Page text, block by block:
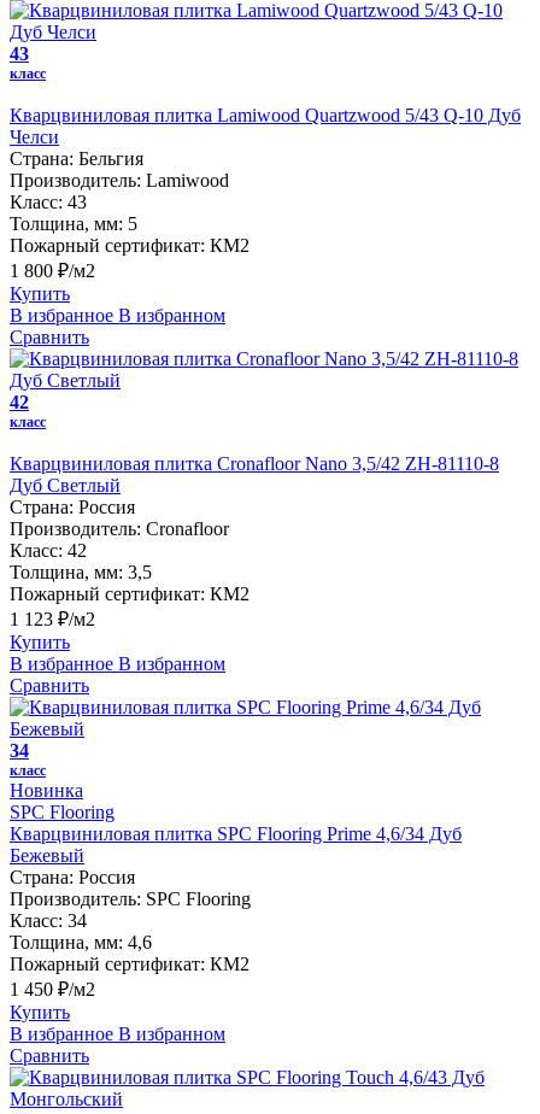
43
класс
Кварцвиниловая плитка Lamiwood Quartzwood 5/43 Q-10 Дуб
Челси
Страна: Бельгия
Производитель: Lamiwood
Класс: 43
Толщина, мм: 5
Пожарный сертификат: КМ2
1 800 ₽/м2
Купить
В избранное В избранном
Сравнить
42
класс
Кварцвиниловая плитка Cronafloor Nano 3,5/42 ZH-81110-8
Дуб Светлый
Страна: Россия
Производитель: Cronafloor
Класс: 42
Толщина, мм: 3,5
Пожарный сертификат: КМ2
1 123 ₽/м2
Купить
В избранное В избранном
Сравнить
34
класс
Новинка
SPC Flooring
Кварцвиниловая плитка SPC Flooring Prime 4,6/34 Дуб
Бежевый
Страна: Россия
Производитель: SPC Flooring
Класс: 34
Толщина, мм: 4,6
Пожарный сертификат: КМ2
1 450 ₽/м2
Купить
В избранное В избранном
Сравнить